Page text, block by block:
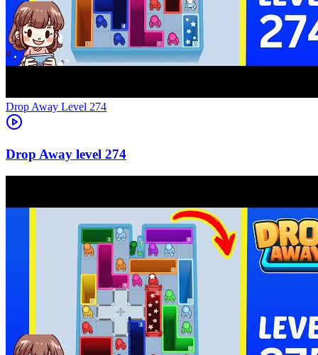
Level 274
274